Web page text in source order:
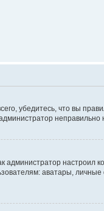
убедитесь, что вы
администратор
аватары, личные